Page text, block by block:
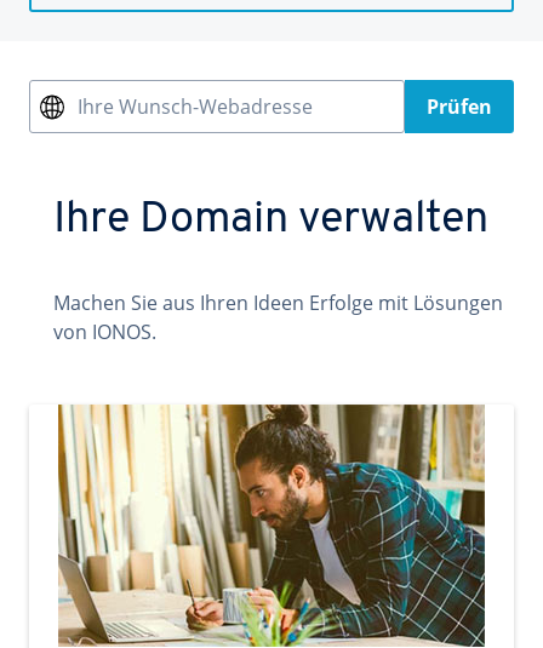
Ihre Wunsch-Webadresse Prüfen
Ihre Domain verwalten
Machen Sie aus Ihren Ideen Erfolge mit Lösungen
von IONOS.